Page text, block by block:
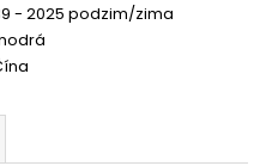
- 2025 podzim/zima